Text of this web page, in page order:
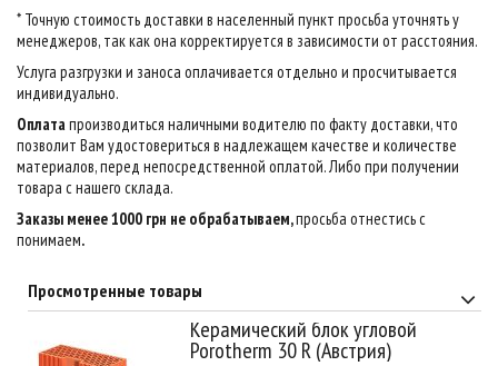
* Точную стоимость доставки в населенный пункт просьба уточнять у
менеджеров, так как она корректируется в зависимости от расстояния.
Услуга разгрузки и заноса оплачивается отдельно и просчитывается
индивидуально.
Оплатапроизводиться наличными водителю по факту доставки, что
позволит Вам удостовериться в надлежащем качестве и количестве
материалов, перед непосредственной оплатой. Либо при получении
товара с нашего склада.
Заказы менее 1000 грн не обрабатываем,просьба отнестись с
понимаем.
Просмотренные товары
Керамический блок угловой
Porotherm 30 R (Австрия)